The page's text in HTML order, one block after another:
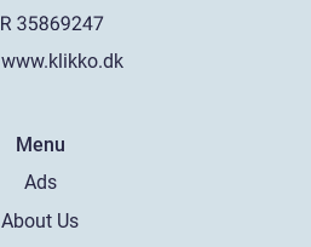
www.klikko.dk
Menu
Ads
About Us